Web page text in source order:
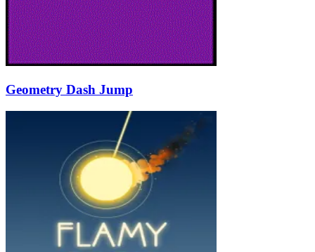
Geometry Dash Jump